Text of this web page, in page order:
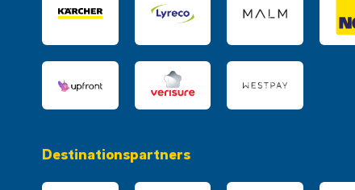
Destinationspartners